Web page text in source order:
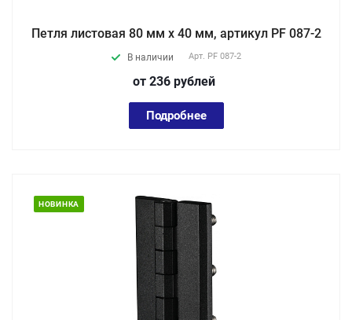
Петля листовая 80 мм х 40 мм, артикул PF 087-2
В наличии Арт. PF 087-2
от 236 рублей
Подробнее
НОВИНКА